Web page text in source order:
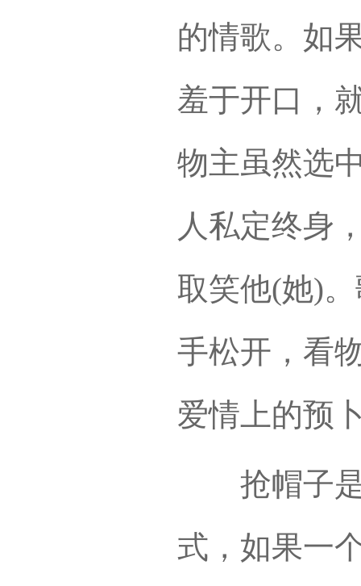
的情歌。如
羞于开口，
物主虽然选
人私定终身
取笑他(她)
手松开，看
爱情上的预
抢帽子是
式，如果一